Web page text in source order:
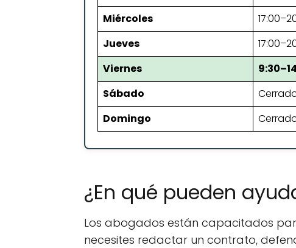
Miércoles
Jueves
Viernes
Sábado
Domingo
¿En qué pueden
Los abogados están capacitados
necesites redactar un contrato,